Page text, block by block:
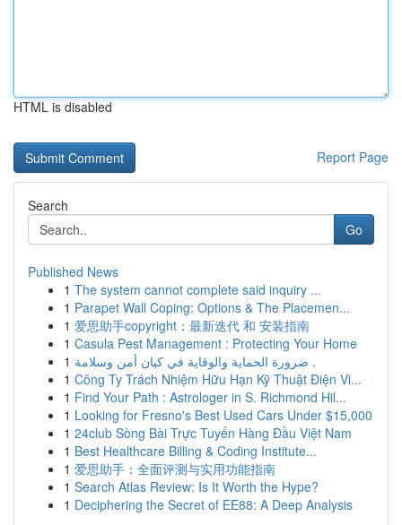
HTML is disabled
Report Page
Search
Go
Published News
1 The system cannot complete said inquiry ...
1 Parapet Wall Coping: Options & The Placemen...
1 爱思助手copyright：最新迭代 和 安装指南
1 Casula Pest Management : Protecting Your Home
1
ضرورة الحماية والوقاية في كيان أمن وسلامة .
1 Công Ty Trách Nhiệm Hữu Hạn Kỹ Thuật Điện Vi...
1 Find Your Path : Astrologer in S. Richmond Hil...
1 Looking for Fresno's Best Used Cars Under $15,000
1 24club Sòng Bài Trực Tuyến Hàng Đầu Việt Nam
1 Best Healthcare Billing & Coding Institute...
1 爱思助手：全面评测与实用功能指南
1 Search Atlas Review: Is It Worth the Hype?
1 Deciphering the Secret of EE88: A Deep Analysis